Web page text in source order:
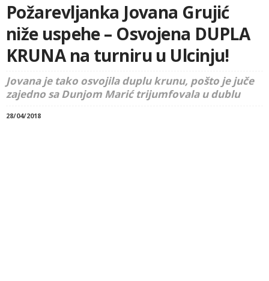
Požarevljanka Jovana Grujić
niže uspehe – Osvojena DUPLA
KRUNA na turniru u Ulcinju!
Jovana je tako osvojila duplu krunu, pošto je juče
zajedno sa Dunjom Marić trijumfovala u dublu
28/04/2018